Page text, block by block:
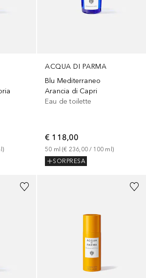
)
ACQUA DI PARMA
Blu Mediterraneo
Arancia di Capri
Eau de toilette
€ 118,00
50 ml (€ 236,00 / 100 ml)
SORPRESA